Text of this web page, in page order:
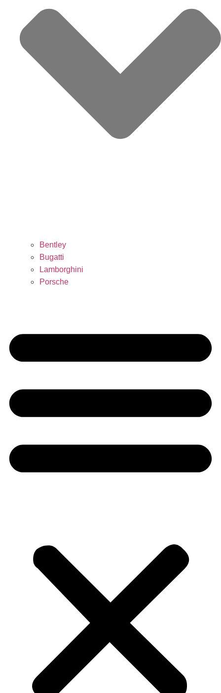
Bentley
Bugatti
Lamborghini
Porsche